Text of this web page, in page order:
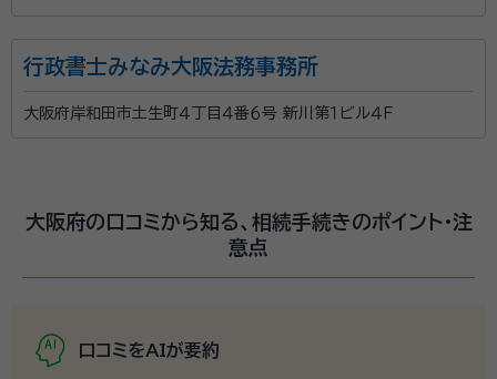
行政書士みなみ大阪法務事務所
大阪府岸和田市土生町４丁目４番６号 新川第１ビル４Ｆ
大阪府の口コミから知る、相続手続きのポイント・注
意点
口コミをAIが要約